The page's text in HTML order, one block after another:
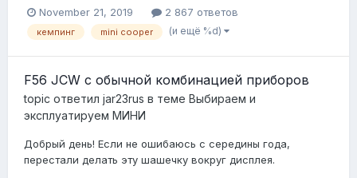
November 21, 2019 2 867 ответов
кемпинг mini cooper (и ещё %d)
F56 JCW с обычной комбинацией приборов
topic ответил jar23rus в теме Выбираем и
эксплуатируем МИНИ
Добрый день! Если не ошибаюсь с середины года,
перестали делать эту шашечку вокруг дисплея.